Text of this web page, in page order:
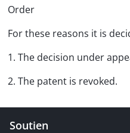
Order
For these reasons it is
1. The decision under
2. The patent is revoked.
Soutien